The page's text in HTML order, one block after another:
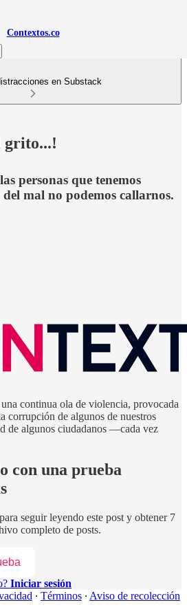
Contextos.co
en Substack
grito...!
personas que tenemos
mal no podemos callarnos.
continua ola de violencia, provocada
corrupción de algunos de nuestros
de algunos ciudadanos —cada vez
con una prueba
para seguir leyendo este post y obtener 7
completo de posts.
Iniciar sesión
∙ Términos ∙ Aviso de recolección